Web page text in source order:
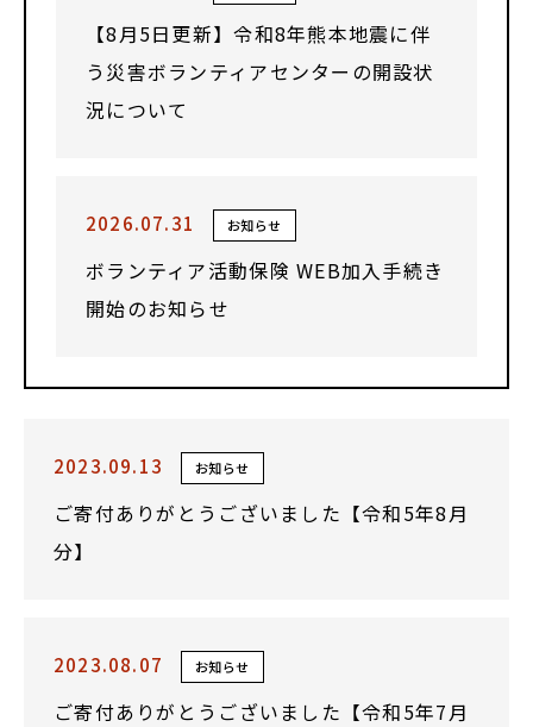
【8月5日更新】令和8年熊本地震に伴
う災害ボランティアセンターの開設状
況について
2026.07.31 お知らせ
ボランティア活動保険 WEB加入手続き
開始のお知らせ
2023.09.13 お知らせ
ご寄付ありがとうございました【令和5年8月
分】
2023.08.07 お知らせ
ご寄付ありがとうございました【令和5年7月